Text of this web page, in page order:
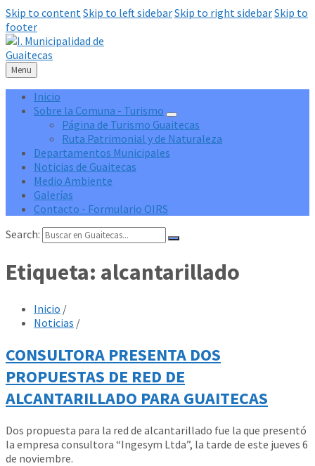
Skip to contentSkip to left sidebarSkip to right sidebarSkip to
footer
Menu
Inicio
Sobre la Comuna - Turismo
Página de Turismo Guaitecas
Ruta Patrimonial y de Naturaleza
Departamentos Municipales
Noticias de Guaitecas
Medio Ambiente
Galerías
Contacto - Formulario OIRS
Search:
Etiqueta: alcantarillado
Inicio /
Noticias /
CONSULTORA PRESENTA DOS
PROPUESTAS DE RED DE
ALCANTARILLADO PARA GUAITECAS
Dos propuesta para la red de alcantarillado fue la que presentó
la empresa consultora “Ingesym Ltda”, la tarde de este jueves 6
de noviembre.